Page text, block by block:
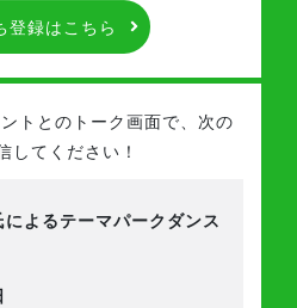
登録はこちら
トとのトーク画面で、 次の
してください！
によるテーマパークダンス